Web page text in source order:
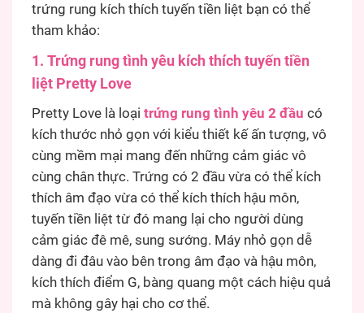
trứng rung kích thích tuyến tiền liệt bạn có thể
tham khảo:
1. Trứng rung tình yêu kích thích tuyến tiền
liệt Pretty Love
Pretty Love là loại trứng rung tình yêu 2 đầu có
kích thước nhỏ gọn với kiểu thiết kế ấn tượng, vô
cùng mềm mại mang đến những cảm giác vô
cùng chân thực. Trứng có 2 đầu vừa có thể kích
thích âm đạo vừa có thể kích thích hậu môn,
tuyến tiền liệt từ đó mang lại cho người dùng
cảm giác đê mê, sung sướng. Máy nhỏ gọn dễ
dàng đi đâu vào bên trong âm đạo và hậu môn,
kích thích điểm G, bàng quang một cách hiệu quả
mà không gây hại cho cơ thể.